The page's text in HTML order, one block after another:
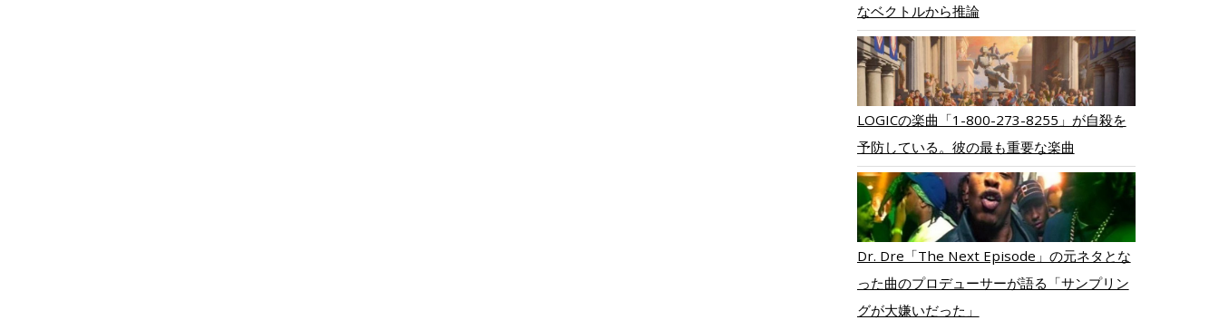
なベクトルから推論
LOGICの楽曲「1-800-273-8255」が自殺を
予防している。彼の最も重要な楽曲
Dr. Dre「The Next Episode」の元ネタとな
った曲のプロデューサーが語る「サンプリン
グが大嫌いだった」